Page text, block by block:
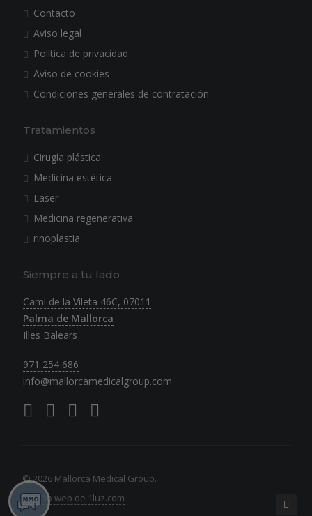
Contacto
Aviso legal
Política de privacidad
Aviso de cookies
Condiciones generales de contratación
Tratamientos
Cirugía plástica
Medicina estética
Laser
Medicina regenerativa
rinoplastia
Siempre a tu lado
Camí de la Vileta 46C, 07011
Palma de Mallorca
Illes Balears
971 254 686
info@mallorcamedicalgroup.com
© 2026 Mallorca Medical Group.
Diseño web de 1luz.com